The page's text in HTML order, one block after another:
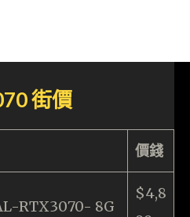
街價
價錢
RTX3070- 8G
$4,8